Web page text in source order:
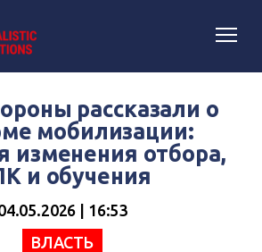
рассказали о
мобилизации:
изменения отбора,
и обучения
| 16:53
ВЛАСТЬ